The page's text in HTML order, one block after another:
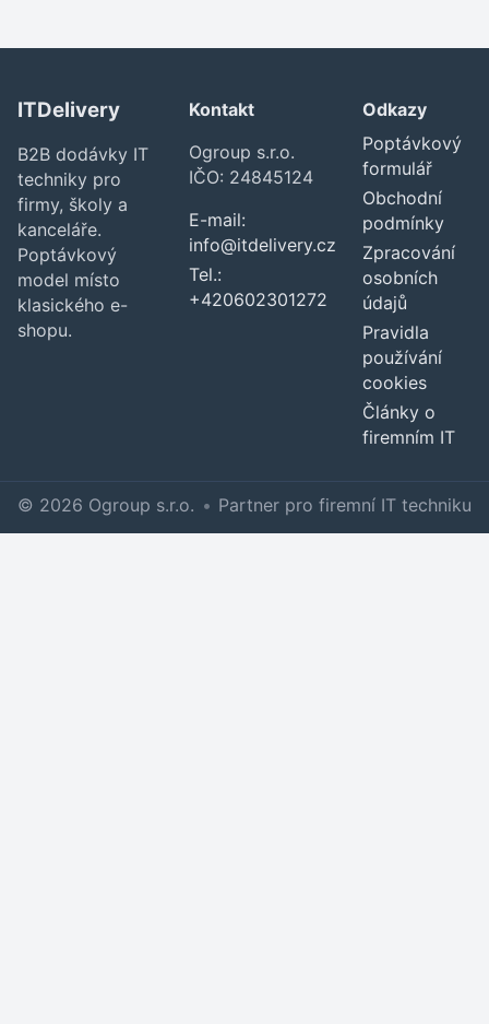
ITDelivery
B2B dodávky IT
techniky pro
firmy, školy a
kanceláře.
Poptávkový
model místo
klasického e-
shopu.
Kontakt
Ogroup s.r.o.
IČO: 24845124
E-mail:
info@itdelivery.cz
Tel.:
+420602301272
Odkazy
Poptávkový
formulář
Obchodní
podmínky
Zpracování
osobních
údajů
Pravidla
používání
cookies
Články o
firemním IT
© 2026 Ogroup s.r.o. • Partner pro firemní IT techniku